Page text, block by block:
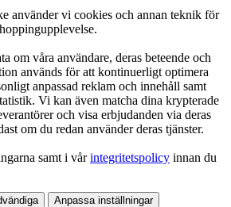
använder vi cookies och annan teknik för
om våra användare, deras beteende och
används för att kontinuerligt optimera
anpassad reklam och innehåll samt
Vi kan även matcha dina krypterade
och visa erbjudanden via deras
om du redan använder deras tjänster.
samt i vårintegritetspolicy innan du
Anpassa inställningar